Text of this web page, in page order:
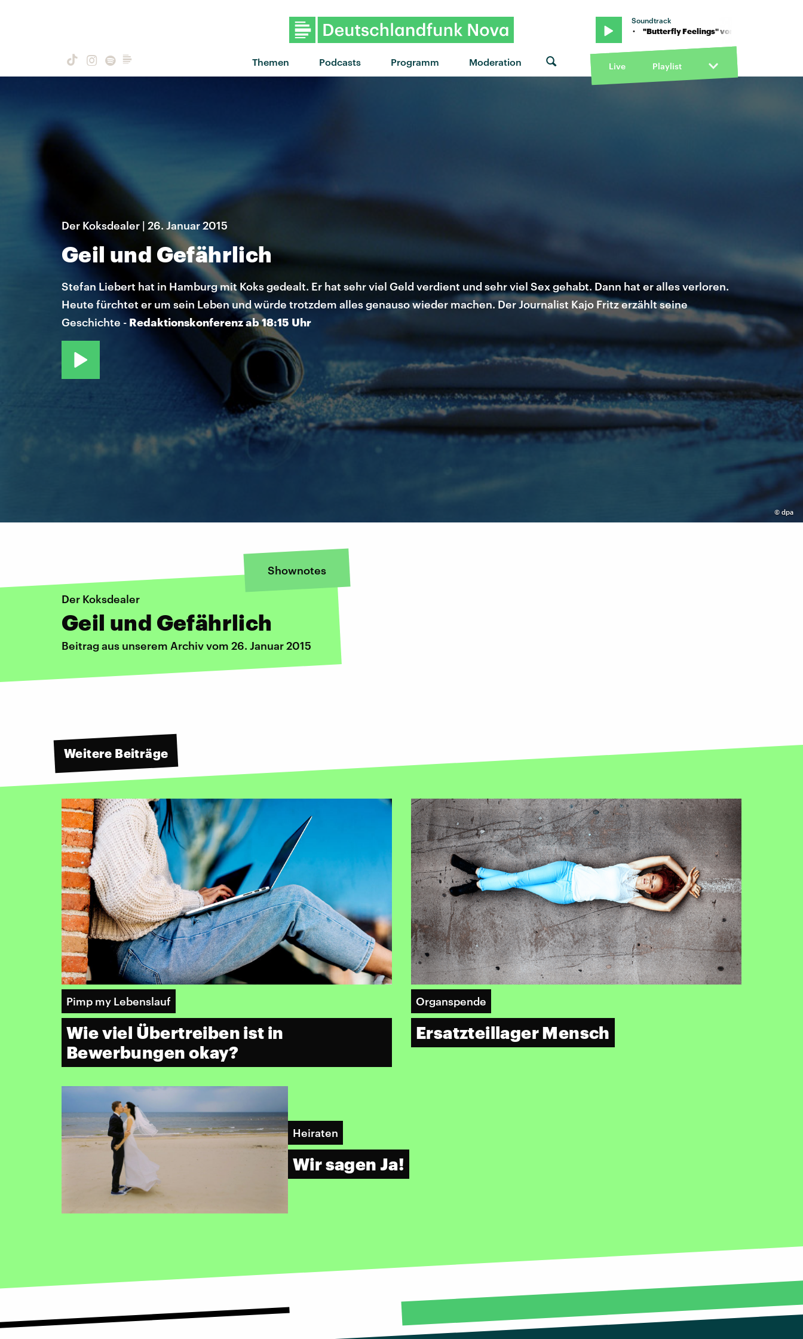
Themen Podcasts Programm Moderation
Soundtrack
"Butterfly Feelings" von Icona Pop · "Butterfly Feelings" von Icona Pop · "Butterfly
Live Playlist
© dpa
Der Koksdealer | 26. Januar 2015
Geil und Gefährlich
Stefan Liebert hat in Hamburg mit Koks gedealt. Er hat sehr viel Geld verdient und sehr viel Sex gehabt. Dann hat er alles verloren.
Heute fürchtet er um sein Leben und würde trotzdem alles genauso wieder machen. Der Journalist Kajo Fritz erzählt seine
Geschichte - Redaktionskonferenz ab 18:15 Uhr
Shownotes
Der Koksdealer
Geil und Gefährlich
Beitrag aus unserem Archiv vom 26. Januar 2015
Weitere Beiträge
Pimp my Lebenslauf
Wie viel Übertreiben ist in
Bewerbungen okay?
Organspende
Ersatzteillager Mensch
Heiraten
Wir sagen Ja!